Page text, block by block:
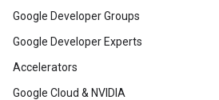
Google Developer Groups
Google Developer Experts
Accelerators
Google Cloud & NVIDIA